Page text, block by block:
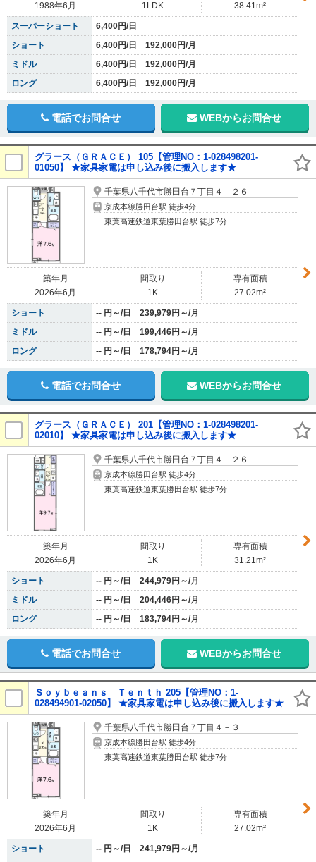
1988年6月
1LDK
38.41m²
スーパーショート
6,400円/日
ショート
6,400円/日 192,000円/月
ミドル
6,400円/日 192,000円/月
ロング
6,400円/日 192,000円/月
電話でお問合せ WEBからお問合せ
グラース（ＧＲＡＣＥ） 105【管理NO：1-028498201-
01050】 ★家具家電は申し込み後に搬入します★
千葉県八千代市勝田台７丁目４－２６
京成本線勝田台駅 徒歩4分
東葉高速鉄道東葉勝田台駅 徒歩7分
築年月
2026年6月
間取り
1K
専有面積
27.02m²
ショート
-- 円～/日 239,979円～/月
ミドル
-- 円～/日 199,446円～/月
ロング
-- 円～/日 178,794円～/月
電話でお問合せ WEBからお問合せ
グラース（ＧＲＡＣＥ） 201【管理NO：1-028498201-
02010】 ★家具家電は申し込み後に搬入します★
千葉県八千代市勝田台７丁目４－２６
京成本線勝田台駅 徒歩4分
東葉高速鉄道東葉勝田台駅 徒歩7分
築年月
2026年6月
間取り
1K
専有面積
31.21m²
ショート
-- 円～/日 244,979円～/月
ミドル
-- 円～/日 204,446円～/月
ロング
-- 円～/日 183,794円～/月
電話でお問合せ WEBからお問合せ
Ｓｏｙｂｅａｎｓ Ｔｅｎｔｈ 205【管理NO：1-
028494901-02050】 ★家具家電は申し込み後に搬入します★
千葉県八千代市勝田台７丁目４－３
京成本線勝田台駅 徒歩4分
東葉高速鉄道東葉勝田台駅 徒歩7分
築年月
2026年6月
間取り
1K
専有面積
27.02m²
ショート
-- 円～/日 241,979円～/月